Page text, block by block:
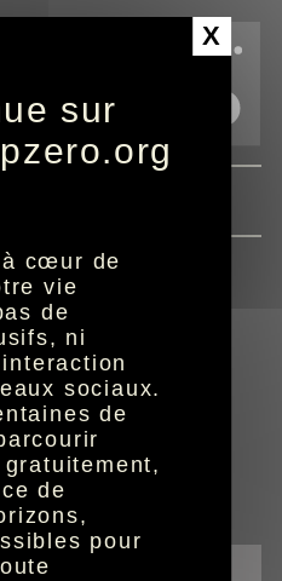
octobre
X
sur
à cœur de
vie
de
ni
sociaux.
de
gratuitement,
de
pour